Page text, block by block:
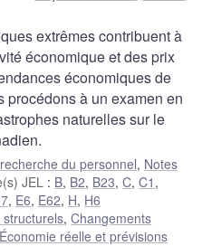
extrêmes contribuent à
économique et des prix
économiques de
procédons à un examen en
naturelles sur le
du personnel, Notes
JEL : B, B2, B23,C,C1 ,
, E6, E62, H, H6
structurels,Changements
Économie réelle et prévisions